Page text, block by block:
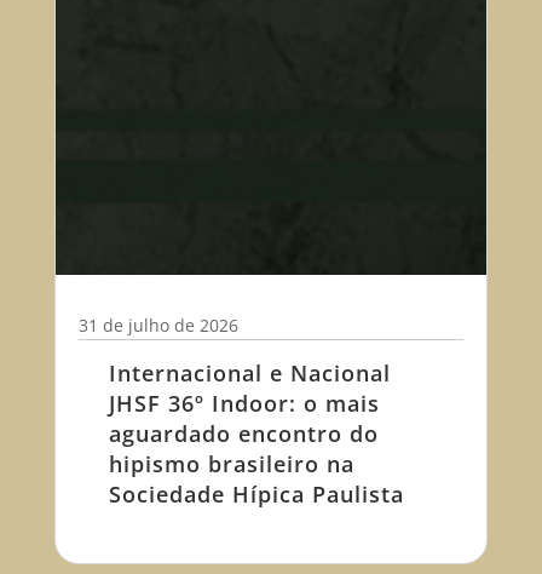
Internacional e Nacional
JHSF 36º Indoor: o mais
aguardado encontro do
hipismo brasileiro na
Sociedade Hípica Paulista
31 de julho de 2026